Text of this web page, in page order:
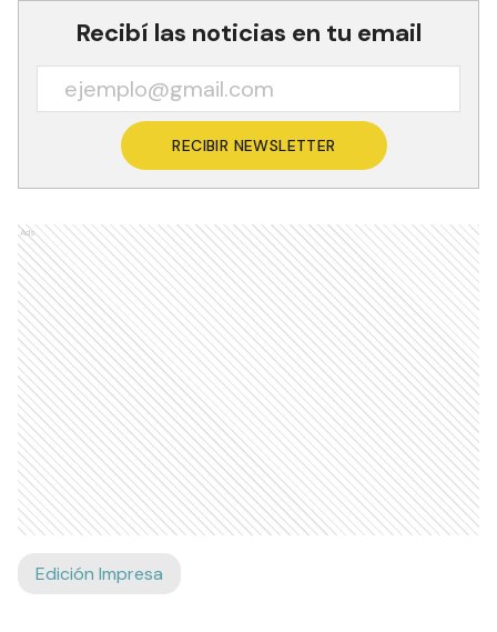
Recibí las noticias en tu email
RECIBIR NEWSLETTER
Ads
Edición Impresa